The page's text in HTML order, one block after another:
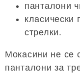
панталони
класически
стрелки.
Мокасини не се
панталони за